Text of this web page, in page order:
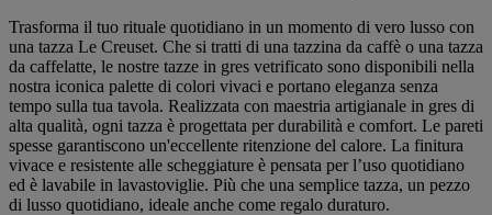
Trasforma il tuo rituale quotidiano in un momento di vero lusso con
una tazza Le Creuset. Che si tratti di una tazzina da caffè o una tazza
da caffelatte, le nostre tazze in gres vetrificato sono disponibili nella
nostra iconica palette di colori vivaci e portano eleganza senza
tempo sulla tua tavola. Realizzata con maestria artigianale in gres di
alta qualità, ogni tazza è progettata per durabilità e comfort. Le pareti
spesse garantiscono un'eccellente ritenzione del calore. La finitura
vivace e resistente alle scheggiature è pensata per l’uso quotidiano
ed è lavabile in lavastoviglie. Più che una semplice tazza, un pezzo
di lusso quotidiano, ideale anche come regalo duraturo.